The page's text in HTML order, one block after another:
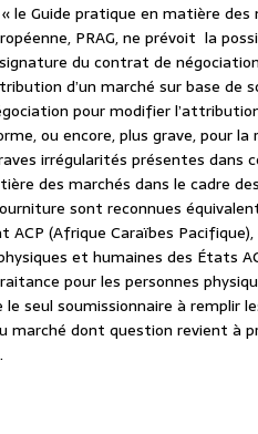
le Guide pratique en matière
PRAG, ne prévoit la
du contrat de
d’un marché sur base
pour modifier
ou encore, plus grave, pour
irrégularités présentes
des marchés dans le cadre
sont reconnues
ACP (Afrique Caraïbes
et humaines des États
pour les personnes
seul soumissionnaire à remplir
marché dont question revient à